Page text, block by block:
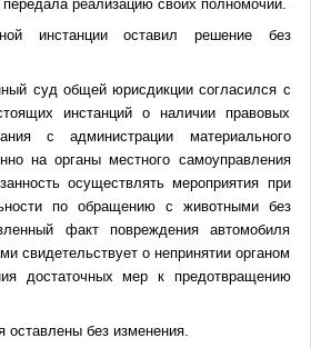
реализацию своих полномочий.
инстанции оставил решение без
суд общей юрисдикции согласился с
инстанций о наличии правовых
с администрации материального
на органы местного самоуправления
осуществлять мероприятия при
по обращению с животными без
факт повреждения автомобиля
свидетельствует о непринятии органом
достаточных мер к предотвращению
без изменения.